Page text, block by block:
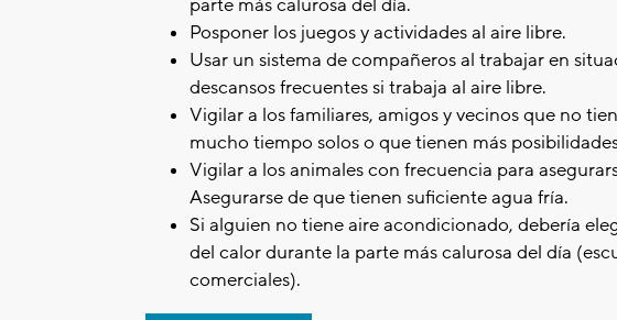
parte más calurosa del día.
Posponer los juegos y actividades al aire libre.
Usar un sistema de compañeros al trabajar en
descansos frecuentes si trabaja al aire libre.
Vigilar a los familiares, amigos y vecinos que no
mucho tiempo solos o que tienen más
Vigilar a los animales con frecuencia para
Asegurarse de que tienen suficiente agua fría.
Si alguien no tiene aire acondicionado, debería
del calor durante la parte más calurosa del día
comerciales).